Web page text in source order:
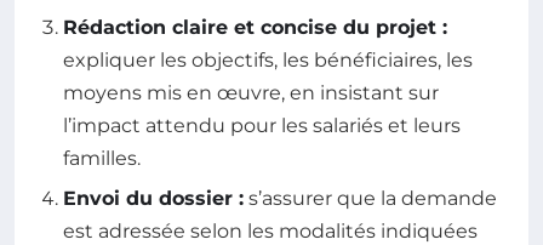
Rédaction claire et concise du projet :
expliquer les objectifs, les bénéficiaires, les
moyens mis en œuvre, en insistant sur
l’impact attendu pour les salariés et leurs
familles.
Envoi du dossier : s’assurer que la demande
est adressée selon les modalités indiquées